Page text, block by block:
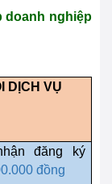
doanh nghiệp
DỊCH VỤ
đăng ký
đồng